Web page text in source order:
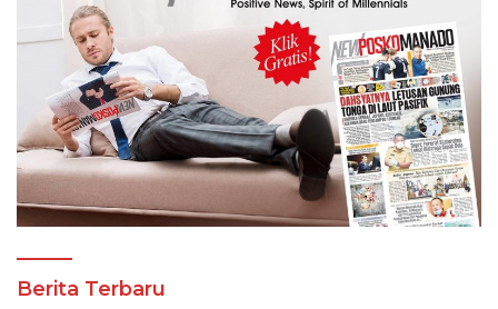
Berita Terbaru